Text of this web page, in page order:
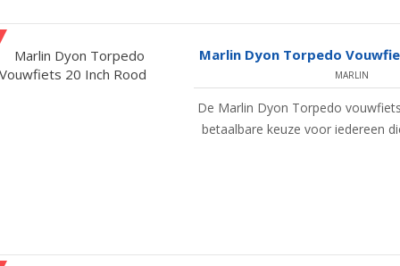
Marlin Dyon Torpedo
MARLIN
De Marlin Dyon Torpedo
betaalbare keuze voor iedereen